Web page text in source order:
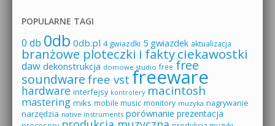
POPULARNE TAGI
0 db 0db 0db.pl 4 gwiazdki 5 gwiazdek aktualizacja
branżowe ploteczki i faktyciekawostki
daw dekonstrukcja domowe studio free free
soundware free vst freeware
hardware interfejsy kontrolery macintosh
mastering miks mobile music monitory muzyka nagrywanie
narzędzia native instruments porównanie prezentacja